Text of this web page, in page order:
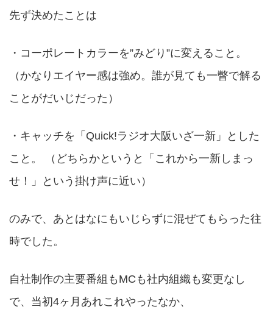
先ず決めたことは
・コーポレートカラーを”みどり”に変えること。
（かなりエイヤー感は強め。誰が見ても一瞥で解る
ことがだいじだった）
・キャッチを「Quick!ラジオ大阪いざ一新」とした
こと。 （どちらかというと「これから一新しまっ
せ！」という掛け声に近い）
のみで、あとはなにもいじらずに混ぜてもらった往
時でした。
自社制作の主要番組もMCも社内組織も変更なし
で、当初4ヶ月あれこれやったなか、